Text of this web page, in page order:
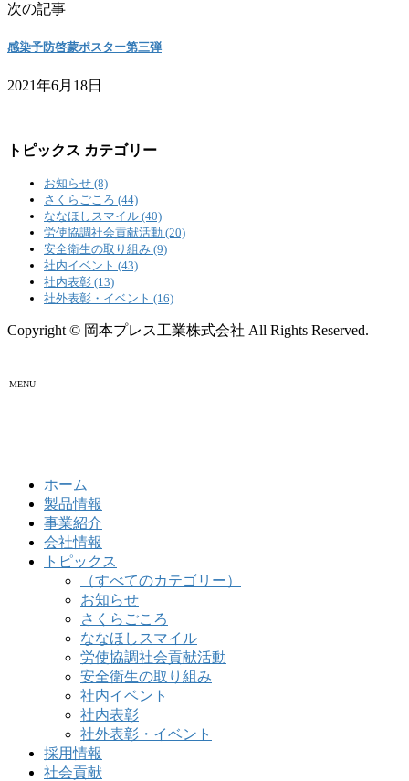
次の記事
感染予防啓蒙ポスター第三弾
2021年6月18日
トピックス カテゴリー
お知らせ (8)
さくらごころ (44)
ななほしスマイル (40)
労使協調社会貢献活動 (20)
安全衛生の取り組み (9)
社内イベント (43)
社内表彰 (13)
社外表彰・イベント (16)
Copyright © 岡本プレス工業株式会社 All Rights Reserved.
MENU
ホーム
製品情報
事業紹介
会社情報
トピックス
（すべてのカテゴリー）
お知らせ
さくらごころ
ななほしスマイル
労使協調社会貢献活動
安全衛生の取り組み
社内イベント
社内表彰
社外表彰・イベント
採用情報
社会貢献